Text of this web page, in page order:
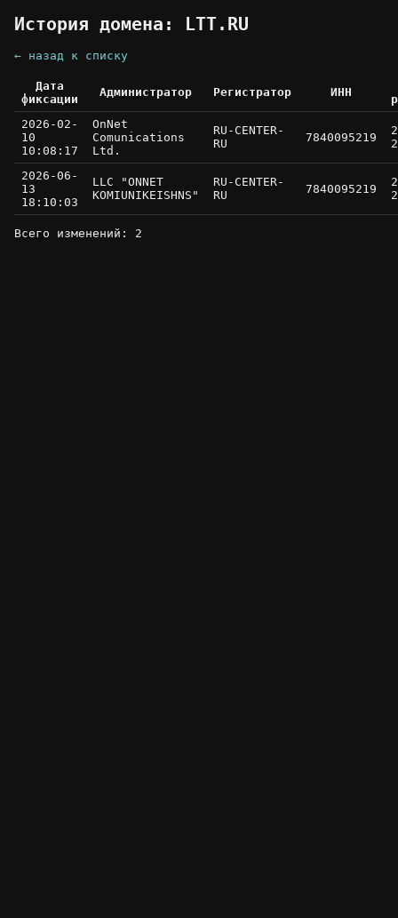
История домена: LTT.RU
← назад к списку
Дата
фиксации
Администратор Регистратор ИНН
2026-02-
10
10:08:17
OnNet
Comunications
Ltd.
RU-CENTER-
RU
7840095219
2026-06-
13
18:10:03
LLC "ONNET
KOMIUNIKEISHNS"
RU-CENTER-
RU
7840095219
Всего изменений: 2